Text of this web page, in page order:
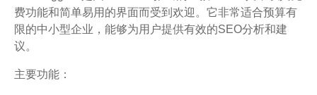
费功能和简单易用的界面而受到欢迎。它非常适合预算有
限的中小型企业，能够为用户提供有效的SEO分析和建
议。
主要功能：